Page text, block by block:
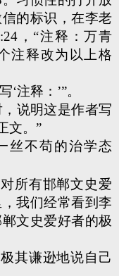
的标识，在李老
，“注释：万青
注释改为以上格
注释：’”。
说明这是作者写
文。”
丝不苟的治学态
所有邯郸文史爱
我们经常看到李
文史爱好者的极
其谦逊地说自己